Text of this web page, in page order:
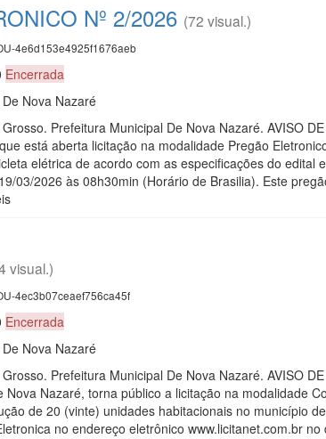
Nº 2/2026 (72 visual.)
4e6d153e4925f1676aeb
Encerrada
Nova Nazaré
Prefeitura Municipal De Nova Nazaré. AVISO
está aberta licitação na modalidade Pregão
elétrica de acordo com as especificações do
03/2026 às 08h30min (Horário de Brasilia). Este
visual.)
4ec3b07ceaef756ca45f
Encerrada
Nova Nazaré
Prefeitura Municipal De Nova Nazaré. AVISO
Nazaré, torna público a licitação na modalidade
de 20 (vinte) unidades habitacionais no município
no endereço eletrônico www.licitanet.com.br